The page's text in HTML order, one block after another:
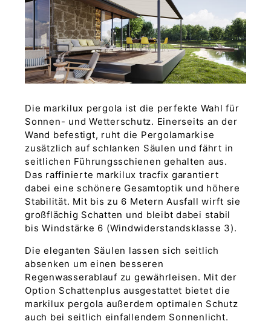
Die markilux pergola ist die perfekte Wahl für
Sonnen- und Wetterschutz. Einerseits an der
Wand befestigt, ruht die Pergolamarkise
zusätzlich auf schlanken Säulen und fährt in
seitlichen Führungsschienen gehalten aus.
Das raffinierte markilux tracfix garantiert
dabei eine schönere Gesamtoptik und höhere
Stabilität. Mit bis zu 6 Metern Ausfall wirft sie
großflächig Schatten und bleibt dabei stabil
bis Windstärke 6 (Windwiderstandsklasse 3).
Die eleganten Säulen lassen sich seitlich
absenken um einen besseren
Regenwasserablauf zu gewährleisen. Mit der
Option Schattenplus ausgestattet bietet die
markilux pergola außerdem optimalen Schutz
auch bei seitlich einfallendem Sonnenlicht.